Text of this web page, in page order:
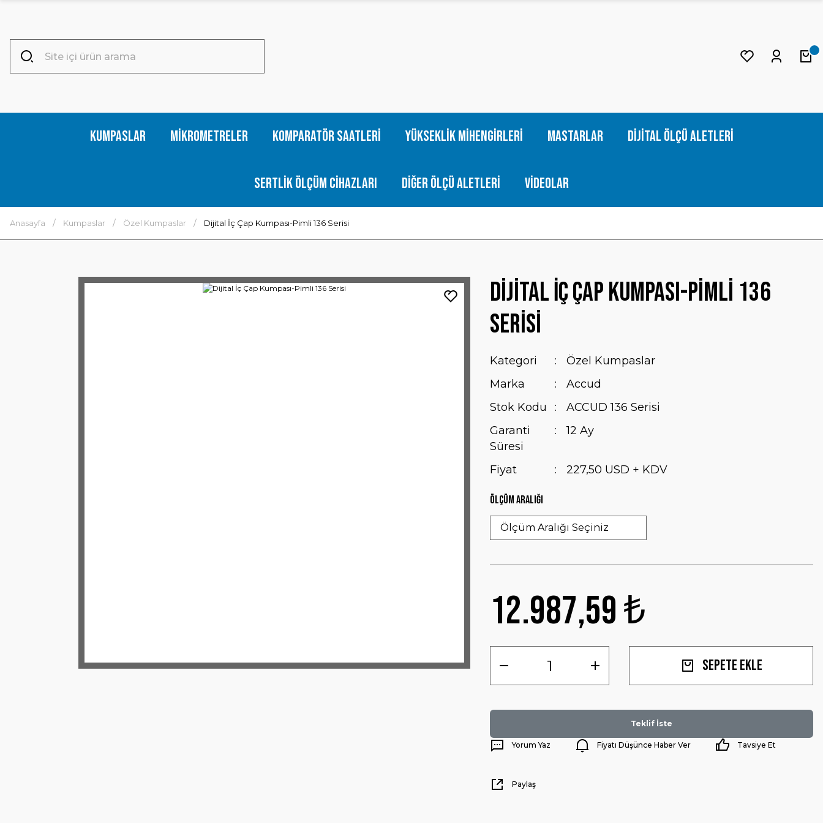
Kumpaslar Mikrometreler Komparatör Saatleri Yükseklik Mihengirleri Mastarlar Dijital Ölçü Aletleri
Sertlik Ölçüm Cihazları Diğer Ölçü Aletleri Videolar
Anasayfa Kumpaslar Özel Kumpaslar Dijital İç Çap Kumpası-Pimli 136 Serisi
Dijital İç Çap Kumpası-Pimli 136
Serisi
Kategori
Özel Kumpaslar
Marka
Accud
Stok Kodu
ACCUD 136 Serisi
Garanti
Süresi
12 Ay
Fiyat 227,50 USD + KDV
Ölçüm Aralığı
12.987,59 ₺
Sepete Ekle
Teklif İste
Yorum Yaz Fiyatı Düşünce Haber Ver Tavsiye Et
Paylaş